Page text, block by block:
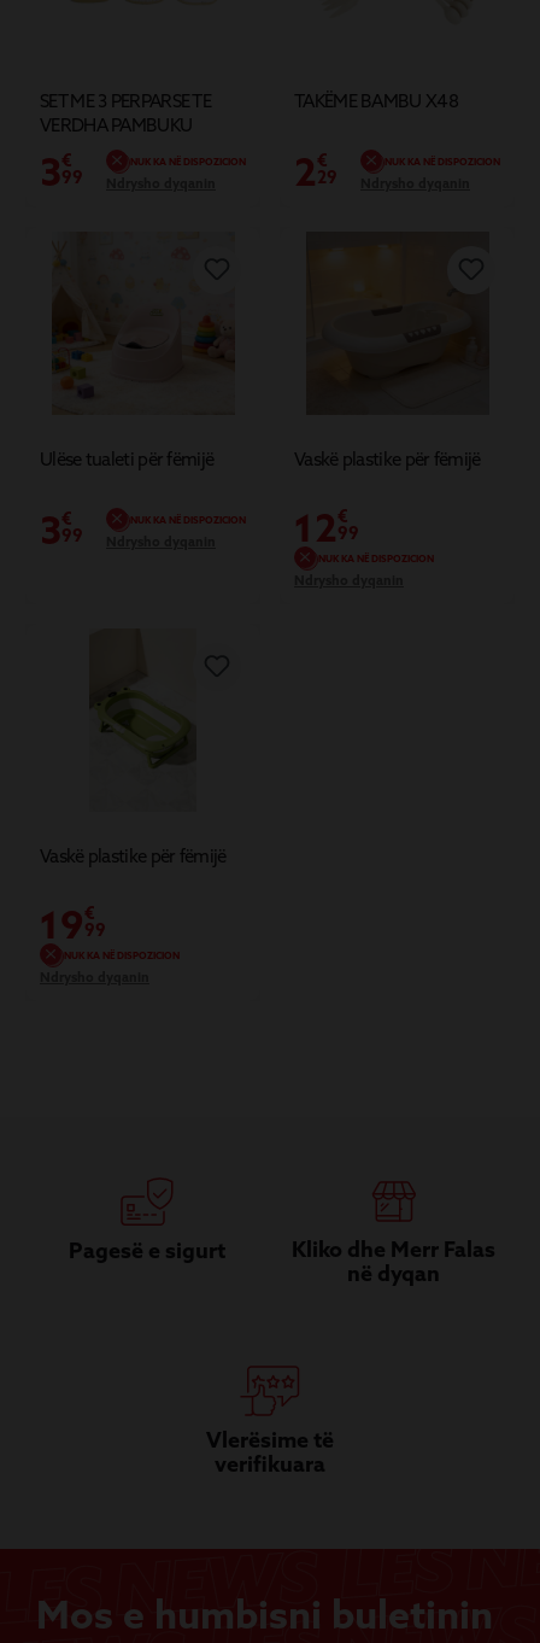
SET ME 3 PERPARSE TE
VERDHA PAMBUKU
L31.5X19.5X0.3
3€
99
NUK KA NË DISPOZICION
TAKËME BAMBU X48
2€
29
NUK KA NË DISPOZICION
Ulëse tualeti për fëmijë
3€
99
NUK KA NË DISPOZICION
Vaskë plastike për fëmijë
12€
99
NUK KA NË DISPOZICION
Vaskë plastike për fëmijë
19€
99
NUK KA NË DISPOZICION
Pagesë e sigurt
Kliko dhe Merr Falas
në dyqan
Vlerësime të
verifikuara
Mos e humbisni buletinin